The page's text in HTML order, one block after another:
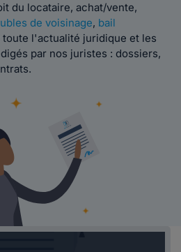
du locataire, achat/vente,
de voisinage, bail
toute l'actualité juridique et les
par nos juristes : dossiers,